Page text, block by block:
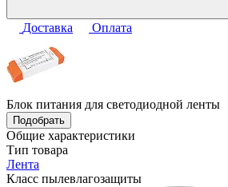
Доставка Оплата
Блок питания для светодиодной ленты
Подобрать
Общие характеристики
Тип товара
Лента
Класс пылевлагозащиты